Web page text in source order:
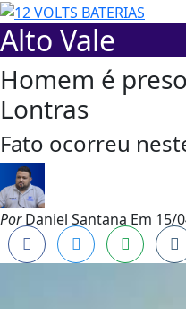
Alto Vale
Homem é
Lontras
Fato ocorreu
PorDaniel Santana Em 15/